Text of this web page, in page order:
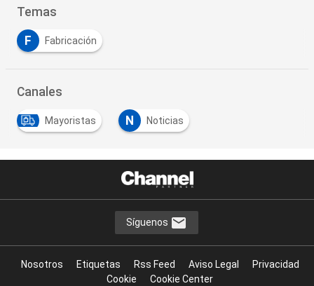
Temas
F Fabricación
Canales
Mayoristas N Noticias
Síguenos
Nosotros Etiquetas Rss Feed Aviso Legal
Privacidad
Cookie
Cookie Center